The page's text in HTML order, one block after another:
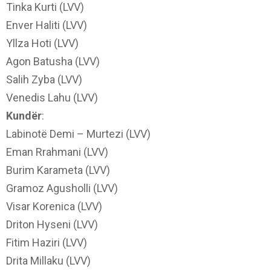
Tinka Kurti (LVV)
Enver Haliti (LVV)
Yllza Hoti (LVV)
Agon Batusha (LVV)
Salih Zyba (LVV)
Venedis Lahu (LVV)
Kundër:
Labinotë Demi – Murtezi (LVV)
Eman Rrahmani (LVV)
Burim Karameta (LVV)
Gramoz Agusholli (LVV)
Visar Korenica (LVV)
Driton Hyseni (LVV)
Fitim Haziri (LVV)
Drita Millaku (LVV)